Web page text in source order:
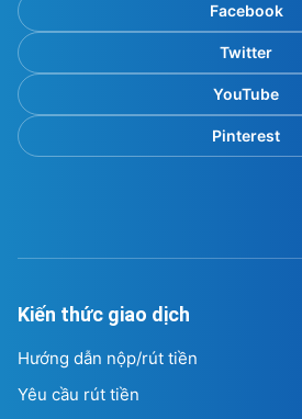
Facebook
Twitter
YouTube
Pinterest
Kiến thức giao dịch
Hướng dẫn nộp/rút tiền
Yêu cầu rút tiền